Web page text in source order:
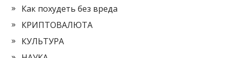
Как похудеть без вреда
КРИПТОВАЛЮТА
КУЛЬТУРА